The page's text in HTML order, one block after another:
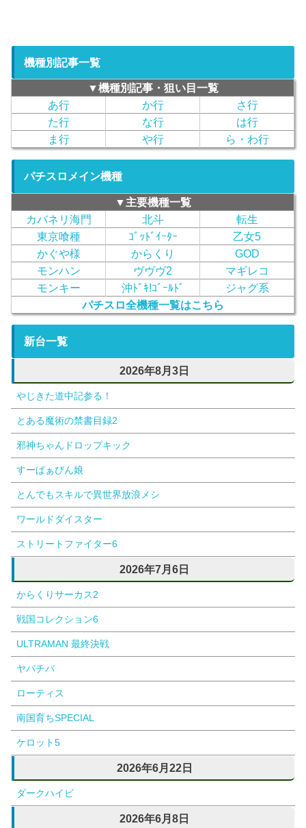
機種別記事一覧
▼機種別記事・狙い目一覧
あ行
か行
さ行
た行
な行
は行
ま行
や行 ら・わ行
パチスロメイン機種
▼主要機種一覧
カバネリ海門
北斗
転生
東京喰種
ｺﾞｯﾄﾞｲｰﾀｰ
乙女5
かぐや様
からくり
GOD
モンハン
ヴヴヴ2
マギレコ
モンキー
沖ﾄﾞｷ!ｺﾞｰﾙﾄﾞ
ジャグ系
パチスロ全機種一覧はこちら
新台一覧
2026年8月3日
やじきた道中記参る！
とある魔術の禁書目録2
邪神ちゃんドロップキック
すーぱぁびん娘
とんでもスキルで異世界放浪メシ
ワールドダイスター
ストリートファイター6
2026年7月6日
からくりサーカス2
戦国コレクション6
ULTRAMAN 最終決戦
ヤバチバ
ローティス
南国育ちSPECIAL
ケロット5
2026年6月22日
ダークハイビ
2026年6月8日